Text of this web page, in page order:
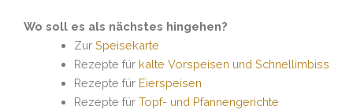
Wo soll es als nächstes hingehen?
Zur Speisekarte
Rezepte für kalte Vorspeisen und Schnellimbiss
Rezepte für Eierspeisen
Rezepte für Topf- und Pfannengerichte